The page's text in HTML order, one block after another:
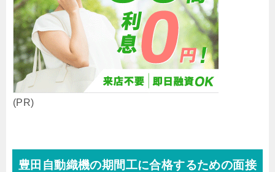
(PR)
豊田自動織機の期間工に合格するための面接